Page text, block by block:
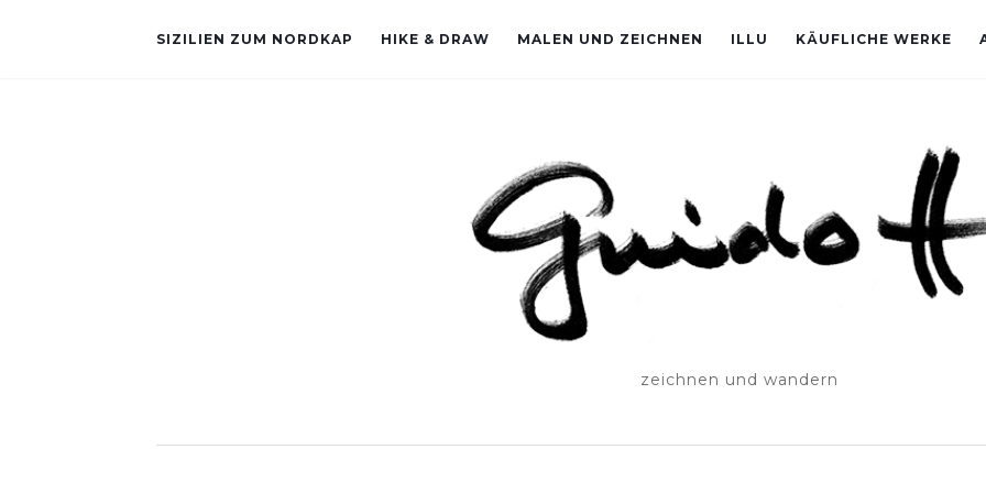
SIZILIEN ZUM NORDKAP HIKE & DRAW MALEN UND ZEICHNEN ILLU KÄUFLICHE WERKE
zeichnen und wandern